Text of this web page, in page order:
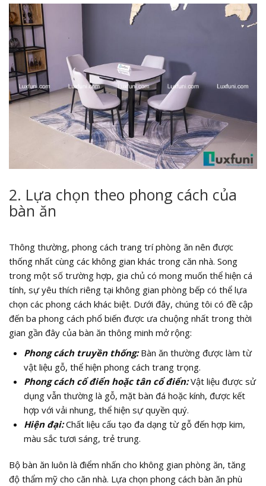
2. Lựa chọn theo phong cách của
bàn ăn
Thông thường, phong cách trang trí phòng ăn nên được
thống nhất cùng các không gian khác trong căn nhà. Song
trong một số trường hợp, gia chủ có mong muốn thể hiện cá
tính, sự yêu thích riêng tại không gian phòng bếp có thể lựa
chọn các phong cách khác biệt. Dưới đây, chúng tôi có đề cập
đến ba phong cách phổ biến được ưa chuộng nhất trong thời
gian gần đây của bàn ăn thông minh mở rộng:
Phong cách truyền thống:Bàn ăn thường được làm từ
vật liệu gỗ, thể hiện phong cách trang trọng.
Phong cách cổ điển hoặc tân cổ điển:Vật liệu được sử
dụng vẫn thường là gỗ, mặt bàn đá hoặc kính, được kết
hợp với vải nhung, thể hiện sự quyền quý.
Hiện đại:Chất liệu cấu tạo đa dạng từ gỗ đến hợp kim,
màu sắc tươi sáng, trẻ trung.
Bộ bàn ăn luôn là điểm nhấn cho không gian phòng ăn, tăng
độ thẩm mỹ cho căn nhà. Lựa chọn phong cách bàn ăn phù